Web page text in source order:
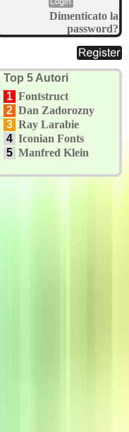
Dimenticato la
password?
Top 5 Autori
1 Fontstruct
2 Dan Zadorozny
3 Ray Larabie
4 Iconian Fonts
5 Manfred Klein